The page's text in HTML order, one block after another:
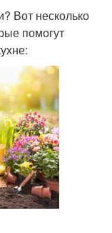
Вот несколько
помогут